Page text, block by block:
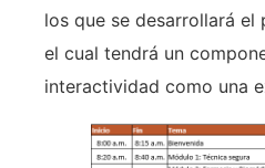
los que se desarrollará el
el cual tendrá un
interactividad como una